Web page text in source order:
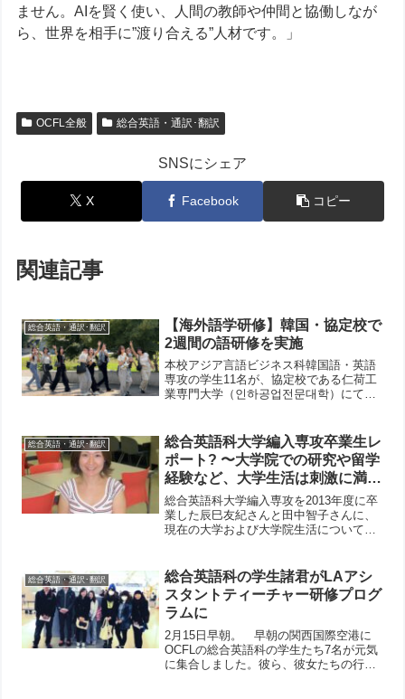
ません。AIを賢く使い、人間の教師や仲間と協働しなが
ら、世界を相手に”渡り合える”人材です。」
OCFL全般 総合英語・通訳･翻訳
SNSにシェア
X Facebook コピー
関連記事
総合英語・通訳･翻訳
【海外語学研修】韓国・協定校で
2週間の語研修を実施
本校アジア言語ビジネス科韓国語・英語
専攻の学生11名が、協定校である仁荷工
業専門大学（인하공업전문대학）にて、2
体験も行われました。学生たちは好みの
韓服をまとって景福宮...
総合英語・通訳･翻訳
総合英語科大学編入専攻卒業生レ
ポート? 〜大学院での研究や留学
経験など、大学生活は刺激に満ち
ています！〜
総合英語科大学編入専攻を2013年度に卒
業した辰巳友紀さんと田中智子さんに、
現在の大学および大学院生活についての
動科学専攻教育学人間学コースにて、教
員になるための勉強と...
総合英語・通訳･翻訳
総合英語科の学生諸君がLAアシ
スタントティーチャー研修プログ
ラムに
2月15日早朝。 早朝の関西国際空港に
OCFLの総合英語科の学生たち7名が元気
に集合しました。彼ら、彼女たちの行き